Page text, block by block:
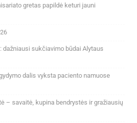
gretas papildė keturi jauni
dažniausi sukčiavimo būdai Alytaus
dalis vyksta paciento namuose
– savaitė, kupina bendrystės ir gražiausių